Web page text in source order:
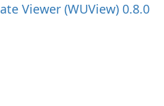
Viewer (WUView) 0.8.0